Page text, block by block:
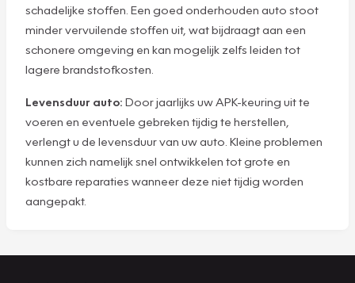
schadelijke stoffen. Een goed onderhouden auto stoot
minder vervuilende stoffen uit, wat bijdraagt aan een
schonere omgeving en kan mogelijk zelfs leiden tot
lagere brandstofkosten.
Levensduur auto: Door jaarlijks uw APK-keuring uit te
voeren en eventuele gebreken tijdig te herstellen,
verlengt u de levensduur van uw auto. Kleine problemen
kunnen zich namelijk snel ontwikkelen tot grote en
kostbare reparaties wanneer deze niet tijdig worden
aangepakt.